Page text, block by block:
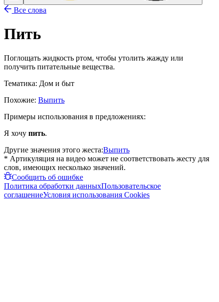
Все слова
Пить
Поглощать жидкость ртом, чтобы утолить жажду или
получить питательные вещества.
Тематика: Дом и быт
Похожие: Выпить
Примеры использования в предложениях:
Я хочу пить.
Другие значения этого жеста:Выпить
* Артикуляция на видео может не соответствовать жесту для
слов, имеющих несколько значений.
Сообщить об ошибке
Политика обработки данныхПользовательское
соглашениеУсловия использования Cookies